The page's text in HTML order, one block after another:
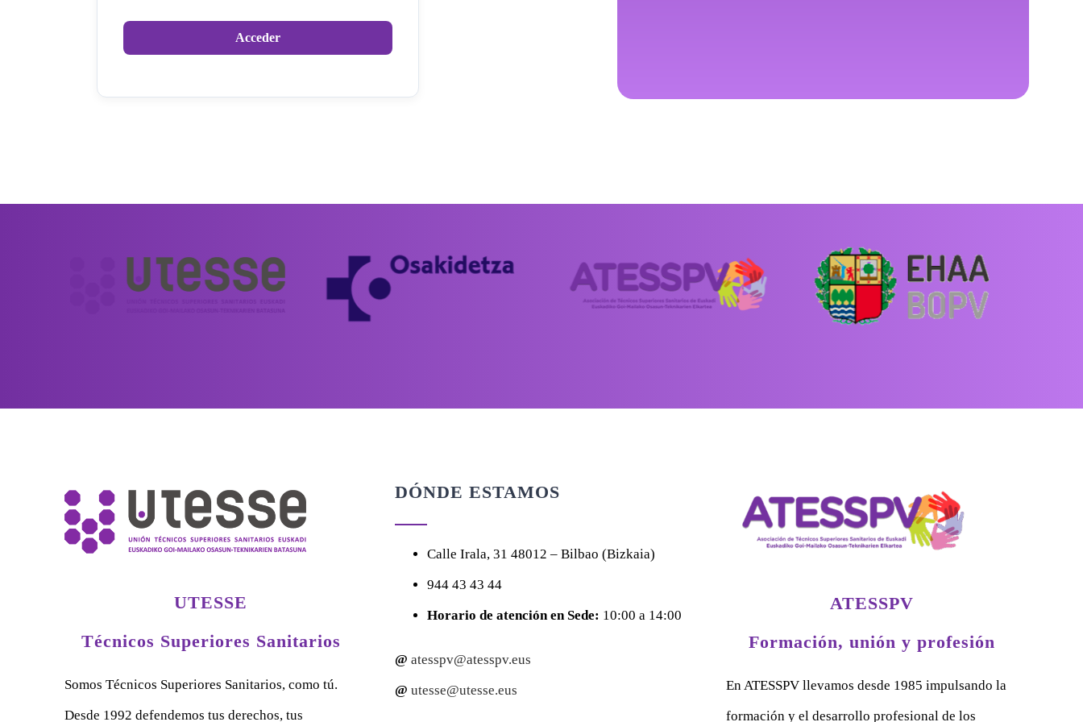
UTESSE
Técnicos Superiores Sanitarios
Somos Técnicos Superiores Sanitarios, como tú.
Desde 1992 defendemos tus derechos, tus
DÓNDE ESTAMOS
CalleIrala, 3148012 – Bilbao (Bizkaia)
944 43 43 44
Horario de atención en Sede: 10:00 a 14:00
@ atesspv@atesspv.eus
@ utesse@utesse.eus
ATESSPV
Formación, unión y profesión
En ATESSPV llevamos desde 1985 impulsando la
formación y el desarrollo profesional de los